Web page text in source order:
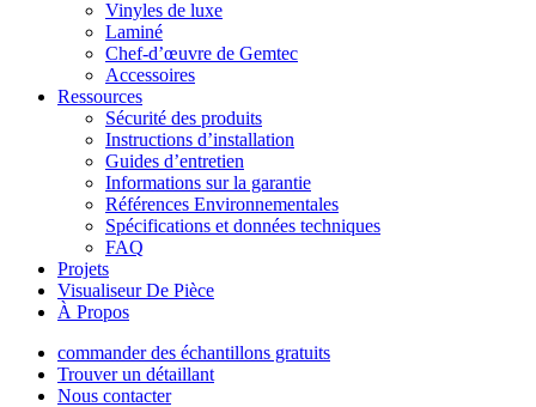
Vinyles de luxe
Laminé
Chef-d’œuvre de Gemtec
Accessoires
Ressources
Sécurité des produits
Instructions d’installation
Guides d’entretien
Informations sur la garantie
Références Environnementales
Spécifications et données techniques
FAQ
Projets
Visualiseur De Pièce
À Propos
commander des échantillons gratuits
Trouver un détaillant
Nous contacter